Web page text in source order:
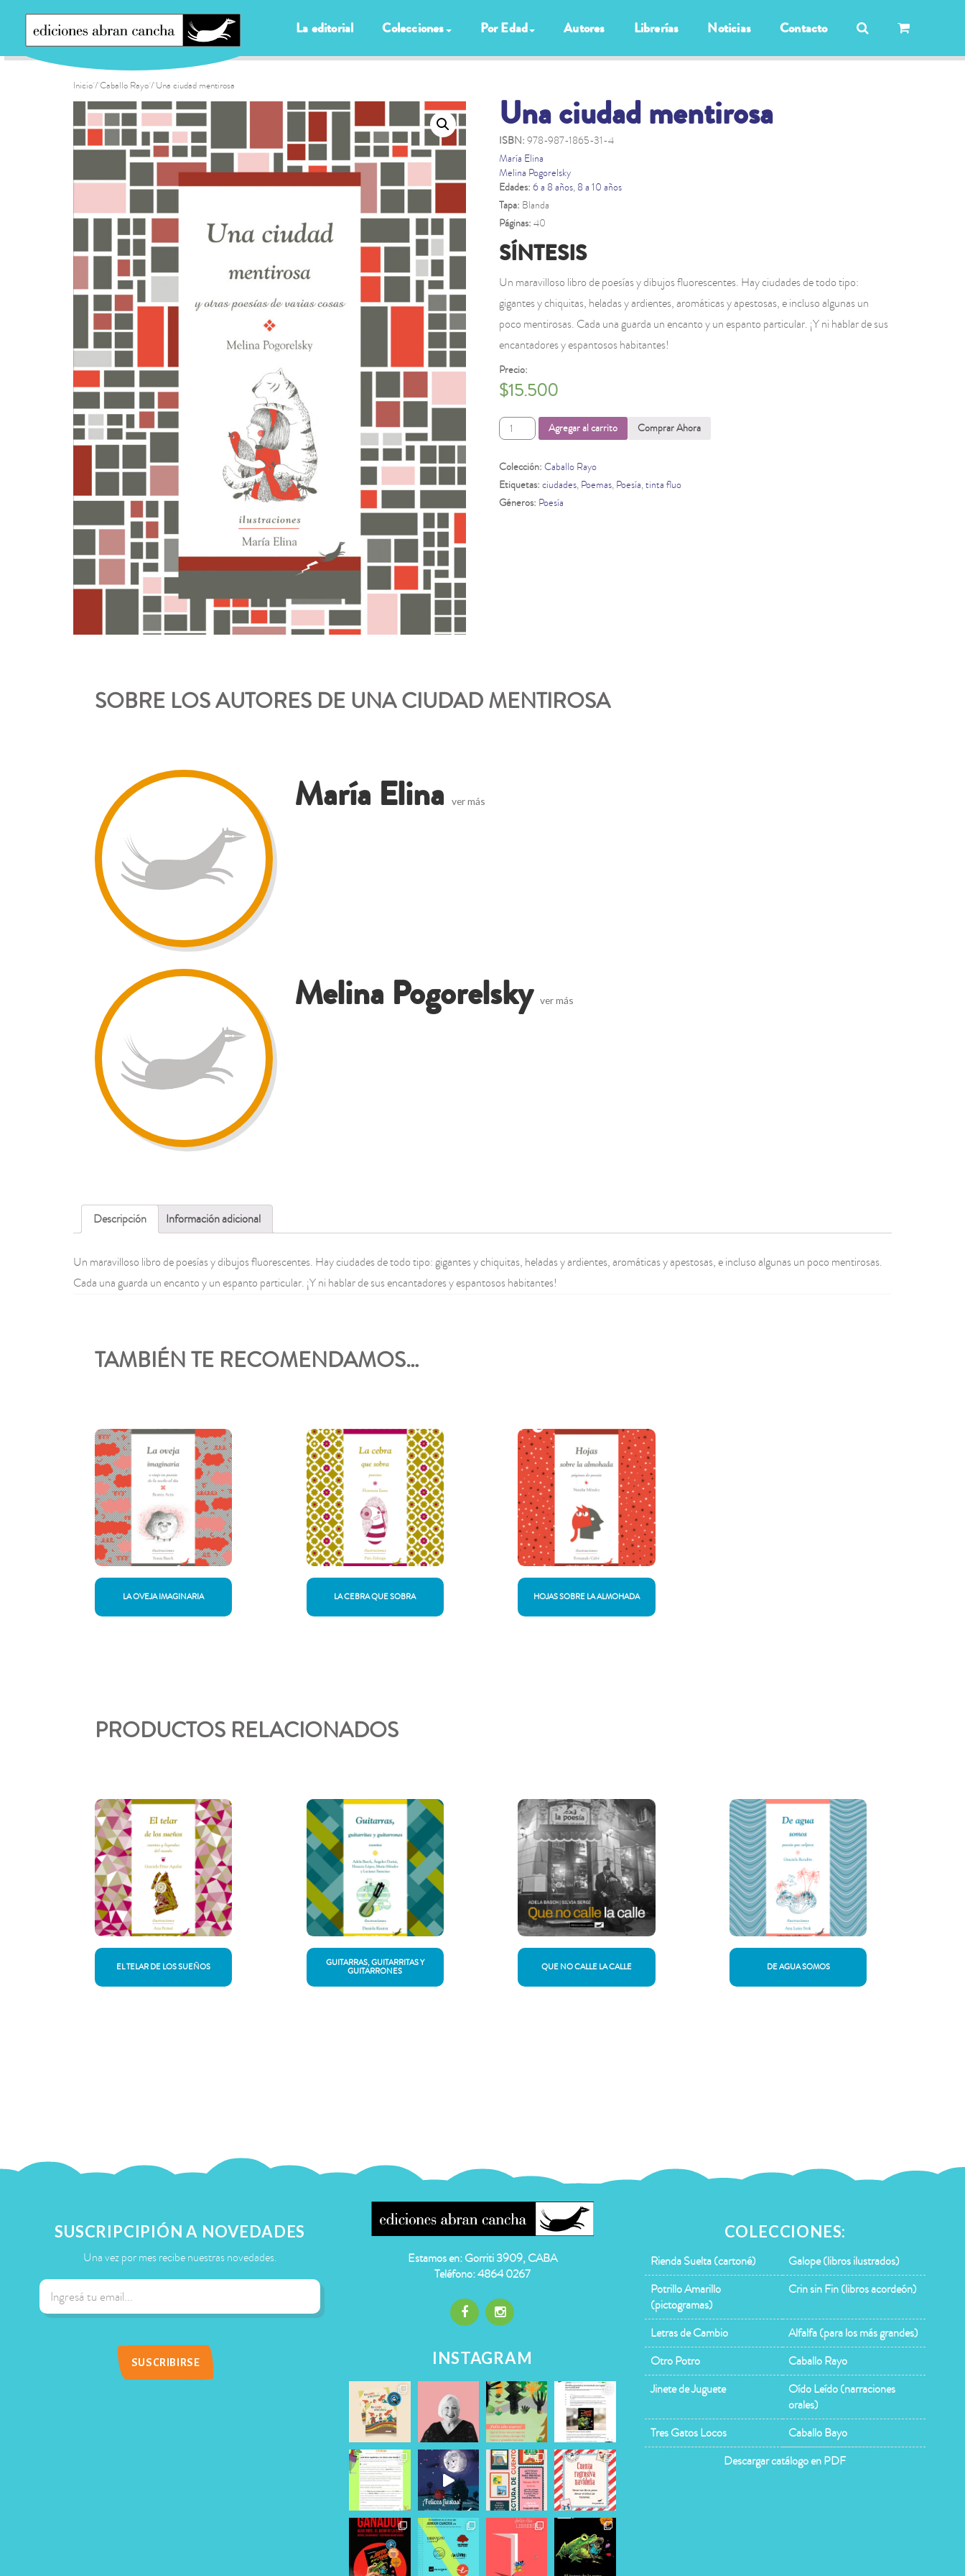
La editorial Colecciones Por Edad Autores Librerías Noticias Contacto
Inicio/Caballo Rayo/ Una ciudad mentirosa
Una ciudad mentirosa
ISBN: 978-987-1865-31-4
María Elina
Melina Pogorelsky
Edades: 6 a 8 años, 8 a 10 años
Tapa: Blanda
Páginas: 40
SÍNTESIS
Un maravilloso libro de poesías y dibujos fluorescentes. Hay ciudades de todo tipo:
gigantes y chiquitas, heladas y ardientes, aromáticas y apestosas, e incluso algunas un
poco mentirosas. Cada una guarda un encanto y un espanto particular. ¡Y ni hablar de sus
encantadores y espantosos habitantes!
Precio:
$15.500
Una
ciudad
cantidad
Agregar al carrito Comprar Ahora
Colección: Caballo Rayo
Etiquetas: ciudades, Poemas, Poesía,tinta fluo
Géneros: Poesía
SOBRE LOS AUTORES DE UNA CIUDAD MENTIROSA
María Elina ver más
Melina Pogorelsky ver más
Descripción Información adicional
Un maravilloso libro de poesías y dibujos fluorescentes. Hay ciudades de todo tipo: gigantes y chiquitas, heladas y ardientes, aromáticas y apestosas, e incluso algunas un poco mentirosas.
Cada una guarda un encanto y un espanto particular. ¡Y ni hablar de sus encantadores y espantosos habitantes!
TAMBIÉN TE RECOMENDAMOS…
LA OVEJA IMAGINARIA LA CEBRA QUE SOBRA HOJAS SOBRE LA ALMOHADA
PRODUCTOS RELACIONADOS
EL TELAR DE LOS SUEÑOS
GUITARRAS, GUITARRITAS Y
GUITARRONES
QUE NO CALLE LA CALLE DE AGUA SOMOS
SUSCRIPCIPIÓN A NOVEDADES
Una vez por mes recibe nuestras novedades.
Estamos en: Gorriti 3909, CABA
Teléfono: 4864 0267
INSTAGRAM
COLECCIONES:
Rienda Suelta (cartoné)
Galope (libros ilustrados)
Potrillo Amarillo
(pictogramas)
Crin sin Fin (libros acordeón)
Letras de Cambio
Alfalfa (para los más grandes)
Otro Potro
Caballo Rayo
Jinete de Juguete
Oído Leído (narraciones
orales)
Tres Gatos Locos
Caballo Bayo
Descargar catálogo en PDF